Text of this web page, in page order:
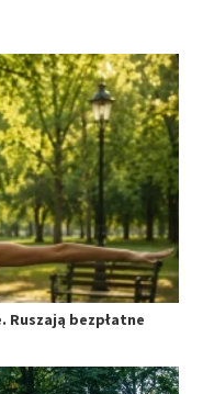
bezpłatne